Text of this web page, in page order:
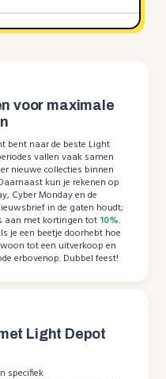
voor maximale
bent naar de beste Light
vallen vaak samen
nieuwe collecties binnen
kun je rekenen op
Cyber Monday en de
in de gaten houdt;
aan met kortingen tot 10%.
je een beetje doorhebt hoe
tot een uitverkoop en
erbovenop. Dubbel feest!
Light Depot
specifiek